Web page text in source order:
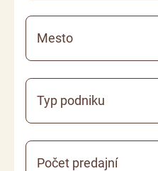
Mesto
Typ podniku
Počet predajní